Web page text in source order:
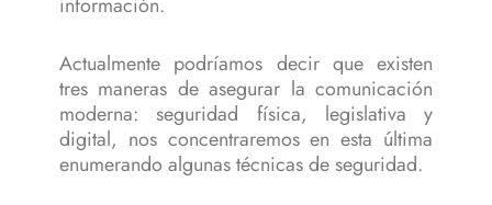
información.
Actualmente podríamos decir que existen
tres maneras de asegurar la comunicación
moderna: seguridad física, legislativa y
digital, nos concentraremos en esta última
enumerando algunas técnicas de seguridad.